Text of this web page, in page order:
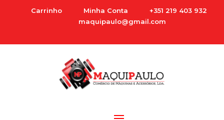
Carrinho Minha Conta
+351 219 403 932
maquipaulo@gmail.com